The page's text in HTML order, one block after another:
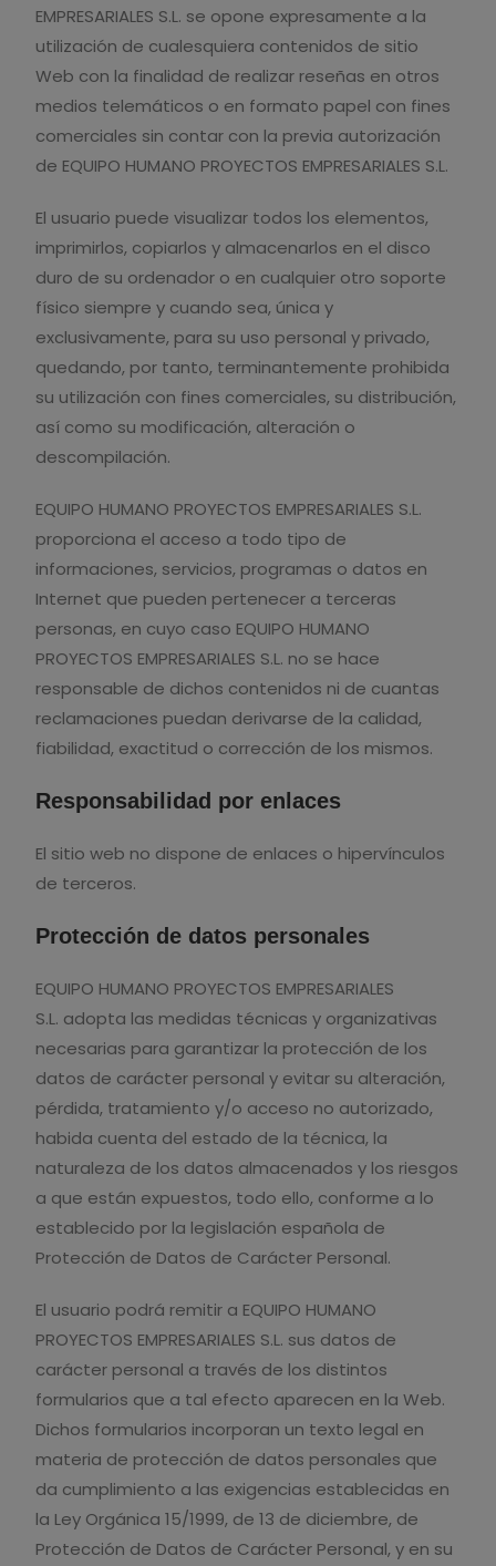
EMPRESARIALES S.L. se opone expresamente a la
utilización de cualesquiera contenidos de sitio
Web con la finalidad de realizar reseñas en otros
medios telemáticos o en formato papel con fines
comerciales sin contar con la previa autorización
de EQUIPO HUMANO PROYECTOS EMPRESARIALES S.L.
El usuario puede visualizar todos los elementos,
imprimirlos, copiarlos y almacenarlos en el disco
duro de su ordenador o en cualquier otro soporte
físico siempre y cuando sea, única y
exclusivamente, para su uso personal y privado,
quedando, por tanto, terminantemente prohibida
su utilización con fines comerciales, su distribución,
así como su modificación, alteración o
descompilación.
EQUIPO HUMANO PROYECTOS EMPRESARIALES S.L.
proporciona el acceso a todo tipo de
informaciones, servicios, programas o datos en
Internet que pueden pertenecer a terceras
personas, en cuyo caso EQUIPO HUMANO
PROYECTOS EMPRESARIALES S.L. no se hace
responsable de dichos contenidos ni de cuantas
reclamaciones puedan derivarse de la calidad,
fiabilidad, exactitud o corrección de los mismos.
Responsabilidad por enlaces
El sitio web no dispone de enlaces o hipervínculos
de terceros.
Protección de datos personales
EQUIPO HUMANO PROYECTOS EMPRESARIALES
S.L. adopta las medidas técnicas y organizativas
necesarias para garantizar la protección de los
datos de carácter personal y evitar su alteración,
pérdida, tratamiento y/o acceso no autorizado,
habida cuenta del estado de la técnica, la
naturaleza de los datos almacenados y los riesgos
a que están expuestos, todo ello, conforme a lo
establecido por la legislación española de
Protección de Datos de Carácter Personal.
El usuario podrá remitir a EQUIPO HUMANO
PROYECTOS EMPRESARIALES S.L. sus datos de
carácter personal a través de los distintos
formularios que a tal efecto aparecen en la Web.
Dichos formularios incorporan un texto legal en
materia de protección de datos personales que
da cumplimiento a las exigencias establecidas en
la Ley Orgánica 15/1999, de 13 de diciembre, de
Protección de Datos de Carácter Personal, y en su